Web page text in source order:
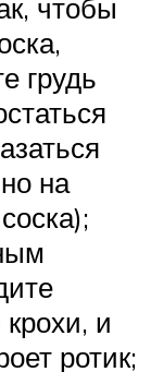
чтобы
грудь
на
и
ротик;